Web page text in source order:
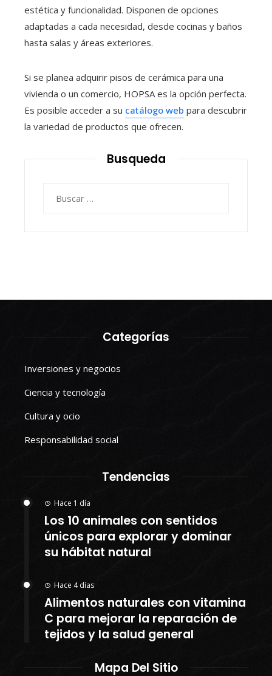
estética y funcionalidad. Disponen de opciones
adaptadas a cada necesidad, desde cocinas y baños
hasta salas y áreas exteriores.
Si se planea adquirir pisos de cerámica para una
vivienda o un comercio, HOPSA es la opción perfecta.
Es posible acceder a su catálogo web para descubrir
la variedad de productos que ofrecen.
Busqueda
Categorías
Inversiones y negocios
Ciencia y tecnología
Cultura y ocio
Responsabilidad social
Tendencias
Hace 1 día
Los 10 animales con sentidos
únicos para explorar y dominar
su hábitat natural
Hace 4 días
Alimentos naturales con vitamina
C para mejorar la reparación de
tejidos y la salud general
Mapa Del Sitio